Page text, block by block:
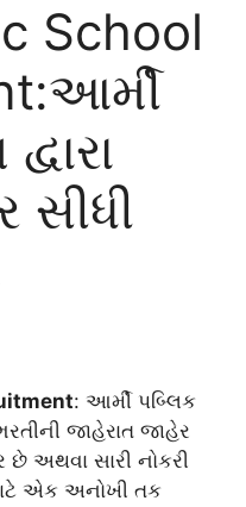
School
સીધી
: આર્મી પબ્લિક
જાહેરાત જાહેર
અથવા સારી નોકરી
એક અનોખી તક